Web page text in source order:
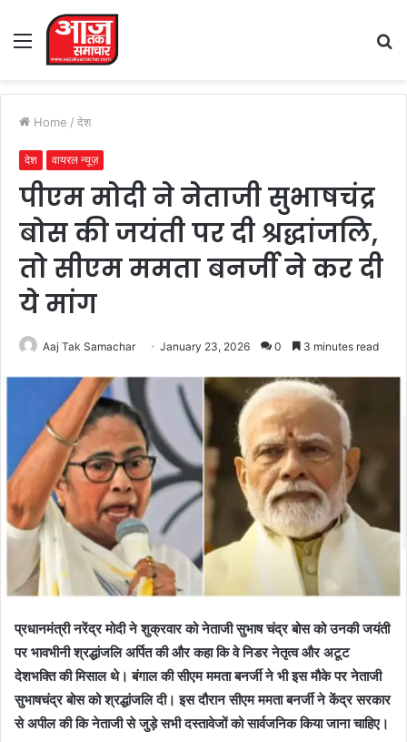
Menu
Home / देश
देश वायरल न्यूज़
पीएम मोदी ने नेताजी सुभाषचंद्र
बोस की जयंती पर दी श्रद्धांजलि,
तो सीएम ममता बनर्जी ने कर दी
ये मांग
Aaj Tak Samachar January 23, 2026 0 3 minutes read
प्रधानमंत्री नरेंद्र मोदी ने शुक्रवार को नेताजी सुभाष चंद्र बोस को उनकी जयंती
पर भावभीनी श्रद्धांजलि अर्पित की और कहा कि वे निडर नेतृत्व और अटूट
देशभक्ति की मिसाल थे। बंगाल की सीएम ममता बनर्जी ने भी इस मौके पर नेताजी
सुभाषचंद्र बोस को श्रद्धांजलि दी। इस दौरान सीएम ममता बनर्जी ने केंद्र सरकार
से अपील की कि नेताजी से जुड़े सभी दस्तावेजों को सार्वजनिक किया जाना चाहिए।